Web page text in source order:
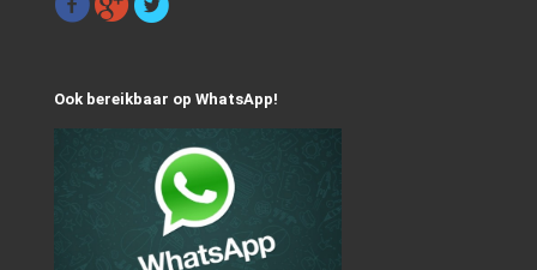
Ook bereikbaar op WhatsApp!